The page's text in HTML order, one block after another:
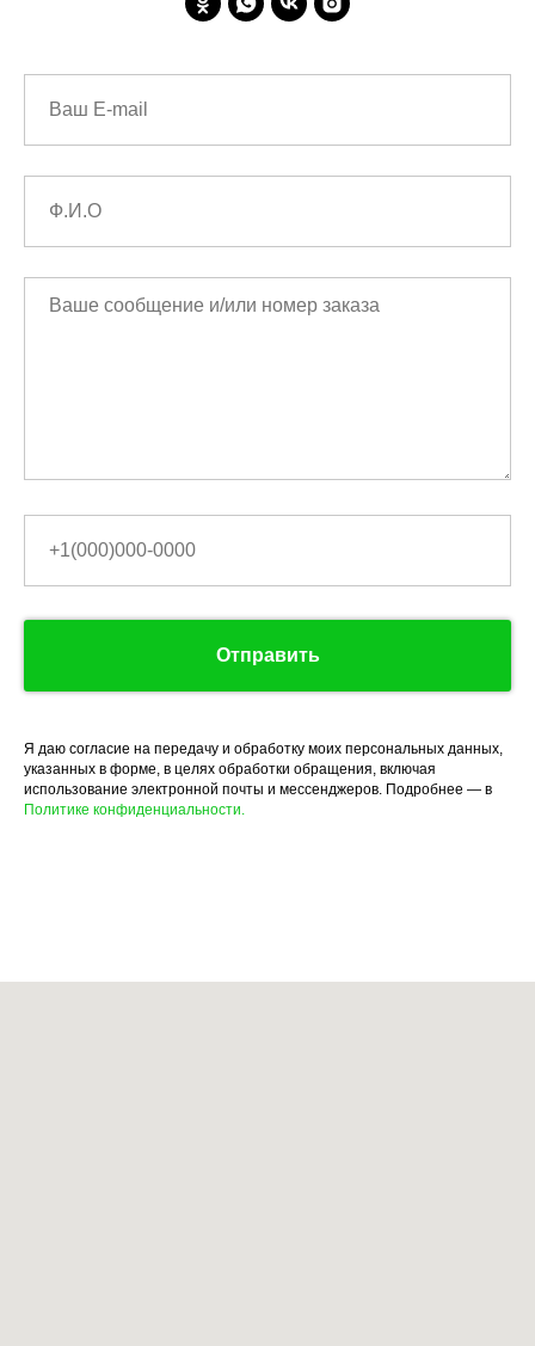
Отправить
Я даю согласие на передачу и обработку моих персональных данных,
указанных в форме, в целях обработки обращения, включая
использование электронной почты и мессенджеров. Подробнее — в
Политике конфиденциальности.